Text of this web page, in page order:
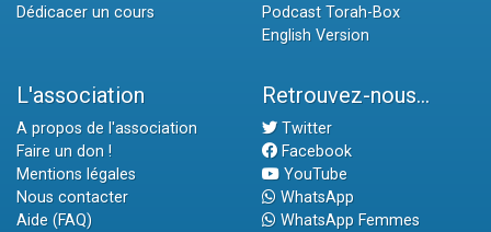
Dédicacer un cours
Podcast Torah-Box
English Version
L'association
A propos de l'association
Faire un don !
Mentions légales
Nous contacter
Aide (FAQ)
Retrouvez-nous...
Twitter
Facebook
YouTube
WhatsApp
WhatsApp Femmes